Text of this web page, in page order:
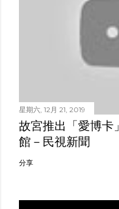
星期六, 12月 21, 2019
故宮推出「愛博卡
館－民視新聞
分享